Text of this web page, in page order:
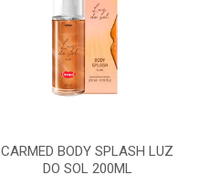
CARMED BODY SPLASH LUZ
DO SOL 200ML